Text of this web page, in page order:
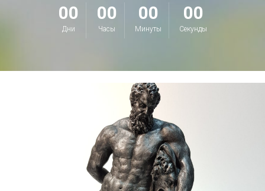
00
Дни
00
Часы
00
Минуты
00
Секунды